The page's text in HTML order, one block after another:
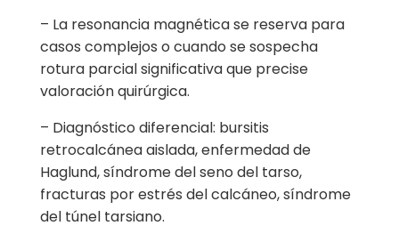
– La resonancia magnética se reserva para
casos complejos o cuando se sospecha
rotura parcial significativa que precise
valoración quirúrgica.
– Diagnóstico diferencial: bursitis
retrocalcánea aislada, enfermedad de
Haglund, síndrome del seno del tarso,
fracturas por estrés del calcáneo, síndrome
del túnel tarsiano.